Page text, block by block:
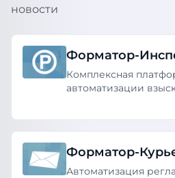
новости
Комплексная
автоматизации
Форматор-
Автоматизация